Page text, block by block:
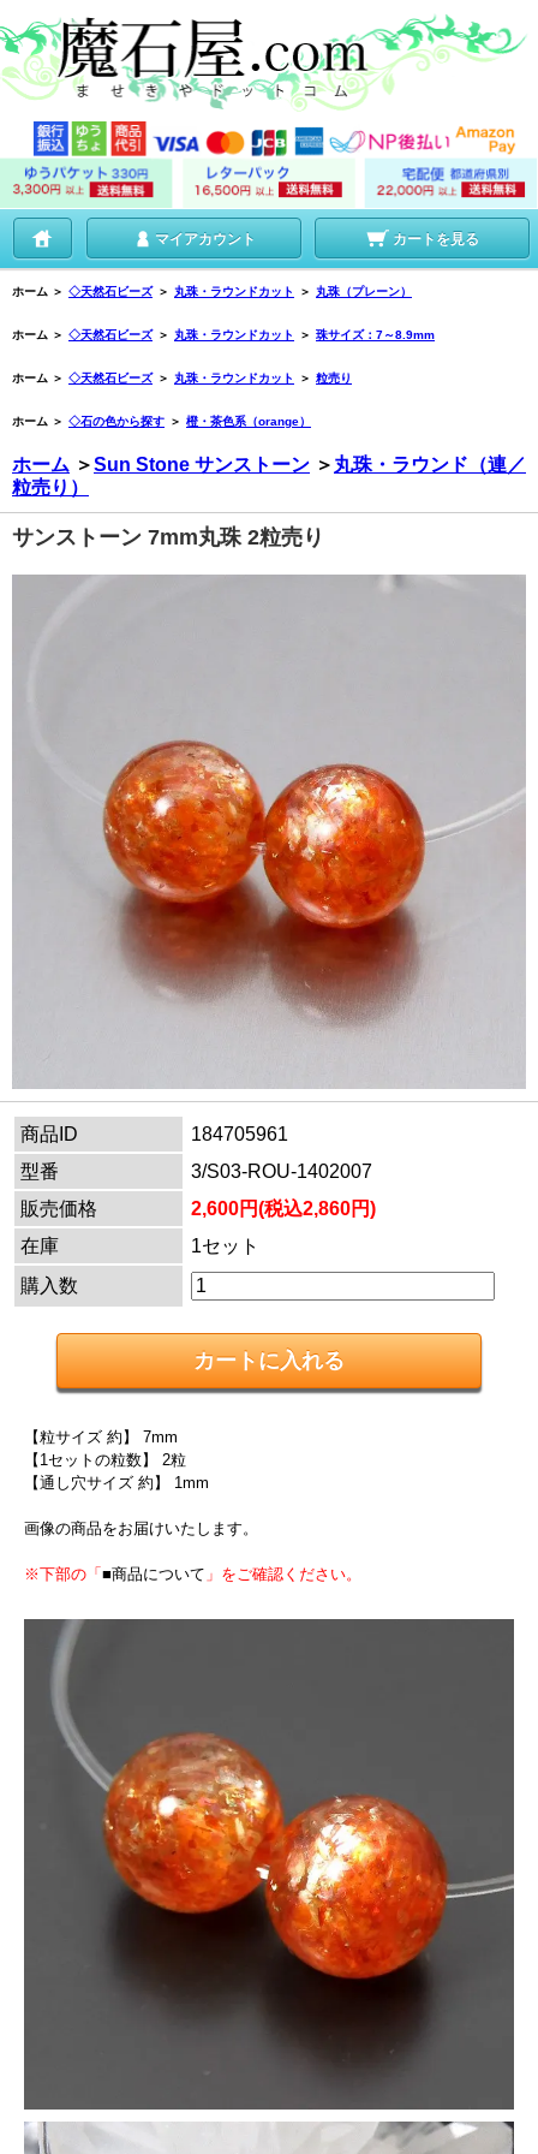
マイアカウント カートを見る
ホーム ＞ ◇天然石ビーズ ＞ 丸珠・ラウンドカット ＞ 丸珠（プレーン）
ホーム ＞ ◇天然石ビーズ ＞ 丸珠・ラウンドカット ＞ 珠サイズ：7～8.9mm
ホーム ＞ ◇天然石ビーズ ＞ 丸珠・ラウンドカット ＞ 粒売り
ホーム ＞ ◇石の色から探す ＞ 橙・茶色系（orange）
ホーム ＞Sun Stone サンストーン ＞ 丸珠・ラウンド（連／
粒売り）
サンストーン 7mm丸珠 2粒売り
商品ID
184705961
型番
3/S03-ROU-1402007
販売価格
2,600円(税込2,860円)
在庫
1セット
購入数
【粒サイズ 約】 7mm
【1セットの粒数】 2粒
【通し穴サイズ 約】 1mm
画像の商品をお届けいたします。
※下部の「 ■商品について 」をご確認ください。